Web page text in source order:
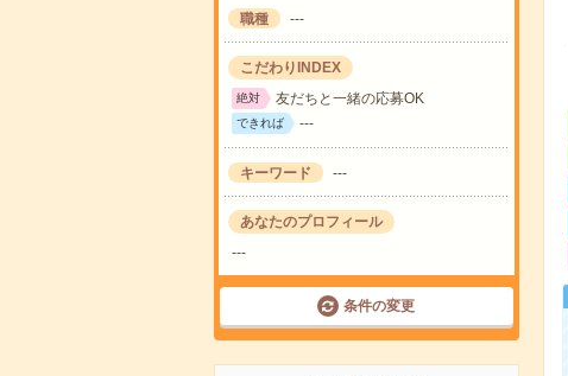
職種 ---
こだわりINDEX
絶対 友だちと一緒の応募OK
できれば ---
キーワード ---
あなたのプロフィール
---
条件の変更